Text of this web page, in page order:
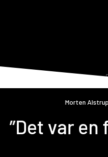
Morten Alstrup
”Det var en